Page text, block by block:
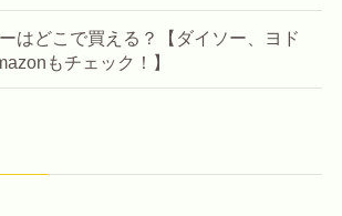
はどこで買える？【ダイソー、ヨド
もチェック！】